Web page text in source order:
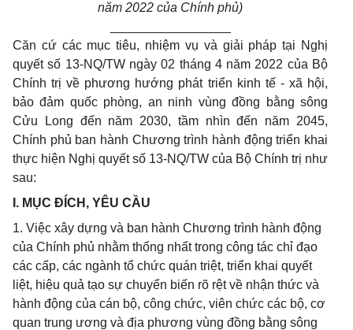
năm 2022 của Chính phủ)
Căn cứ các mục tiêu, nhiệm vụ và giải pháp tại Nghị
quyết số 13-NQ/TW ngày 02 tháng 4 năm 2022 của Bộ
Chính trị về phương hướng phát triển kinh tế - xã hội,
bảo đảm quốc phòng, an ninh vùng đồng bằng sông
Cửu Long đến năm 2030, tầm nhìn đến năm 2045,
Chính phủ ban hành Chương trình hành động triển khai
thực hiện Nghị quyết số 13-NQ/TW của Bộ Chính trị như
sau:
I. MỤC ĐÍCH, YÊU CẦU
1. Việc xây dựng và ban hành Chương trình hành động
của Chính phủ nhằm thống nhất trong công tác chỉ đạo
các cấp, các ngành tổ chức quán triệt, triển khai quyết
liệt, hiệu quả tạo sự chuyển biến rõ rệt về nhận thức và
hành động của cán bộ, công chức, viên chức các bộ, cơ
quan trung ương và địa phương vùng đồng bằng sông